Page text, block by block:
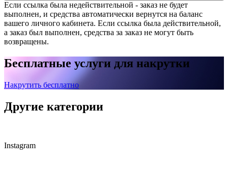
Если ссылка была недействительной - заказ не будет
выполнен, и средства автоматически вернутся на баланс
вашего личного кабинета. Если ссылка была действительной,
а заказ был выполнен, средства за заказ не могут быть
возвращены.
Бесплатные услуги для накрутки
Накрутить бесплатно
Другие категории
Instagram